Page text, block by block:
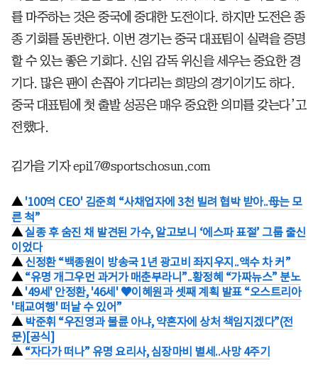
를 마주하는 것은 중국에 중대한 도전이다. 하지만 도전은 종
종 기회를 동반한다. 이번 경기는 중국 대표팀이 실력을 증명
할 수 있는 좋은 기회다. 신임 감독 위신을 세우는 중요한 경
기다. 많은 팬이 손꼽아 기다리는 희망의 경기이기도 하다.
중국 대표팀에 첫 출발 성공은 매우 중요한 의미를 갖는다’고
전했다.
김가을 기자 epi17@sportschosun.com
▲ '100억 CEO' 김준희 “사채업자에 3천 빌려 협박 받아..母는 모
른 척”
▲실종 후 숨진 채 발견된 가수, 알고보니 ‘에스파 표절’ 그룹 출신
이었다
▲ 신정환 “백종원이 방송국 1년 광고비 좌지우지..액수 차 커”
▲ “유명 개그우먼 과거가 매춘부라니”..황정혜 “가짜뉴스” 분노
▲ '49세' 안정환, '46세' ♥이혜원과 셋째 계획 발표 “오스트리아
'태교여행' 떠날 수 있어”
▲ 박준휘 “우진영과 불륜 아냐, 약혼자에 상처 책임지겠다”(전
문)[공식]
▲ “자다가 떠나” 유명 요리사, 심장마비 별세..사망 4주기